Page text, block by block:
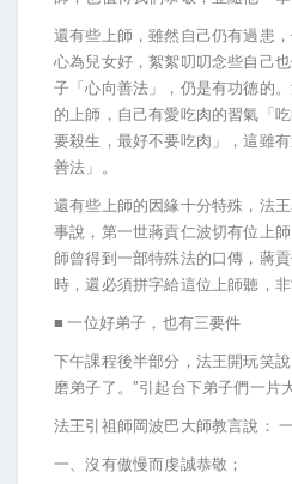
還有些上師，雖然自己仍有過患
心為兒女好，絮絮叨叨念些自己
子「心向善法」，仍是有功德的
的上師，自己有愛吃肉的習氣「
要殺生，最好不要吃肉」，這雖
善法」。
還有些上師的因緣十分特殊，法
事說，第一世蔣貢仁波切有位上
師曾得到一部特殊法的口傳，蔣
時，還必須拼字給這位上師聽，非
■ 一位好弟子，也有三要件
下午課程後半部分，法王開玩笑
磨弟子了。”引起台下弟子們一片
法王引祖師岡波巴大師教言說：
一、沒有傲慢而虔誠恭敬；